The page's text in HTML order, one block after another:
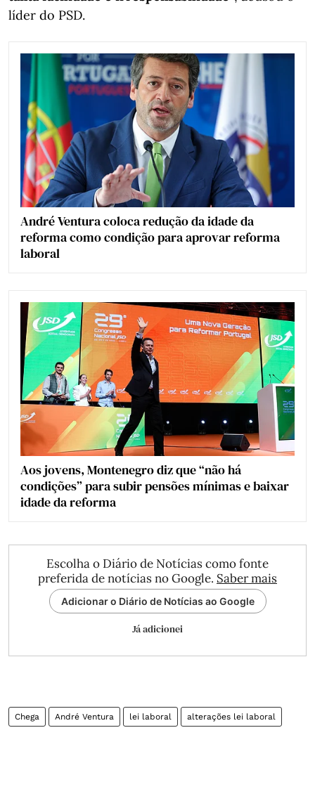
líder do PSD.
André Ventura coloca redução da idade da
reforma como condição para aprovar reforma
laboral
Aos jovens, Montenegro diz que “não há
condições” para subir pensões mínimas e baixar
idade da reforma
Escolha o Diário de Notícias como fonte
preferida de notícias no Google. Saber mais
Adicionar o Diário de Notícias ao Google
Já adicionei
Chega André Ventura lei laboral alterações lei laboral